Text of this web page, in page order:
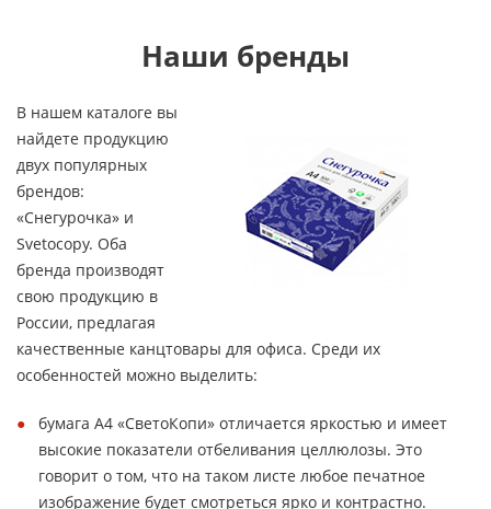
Наши бренды
В нашем каталоге вы
найдете продукцию
двух популярных
брендов:
«Снегурочка» и
Svetocopy. Оба
бренда производят
свою продукцию в
России, предлагая
качественные канцтовары для офиса. Среди их
особенностей можно выделить:
бумага А4 «СветоКопи» отличается яркостью и имеет
высокие показатели отбеливания целлюлозы. Это
говорит о том, что на таком листе любое печатное
изображение будет смотреться ярко и контрастно.